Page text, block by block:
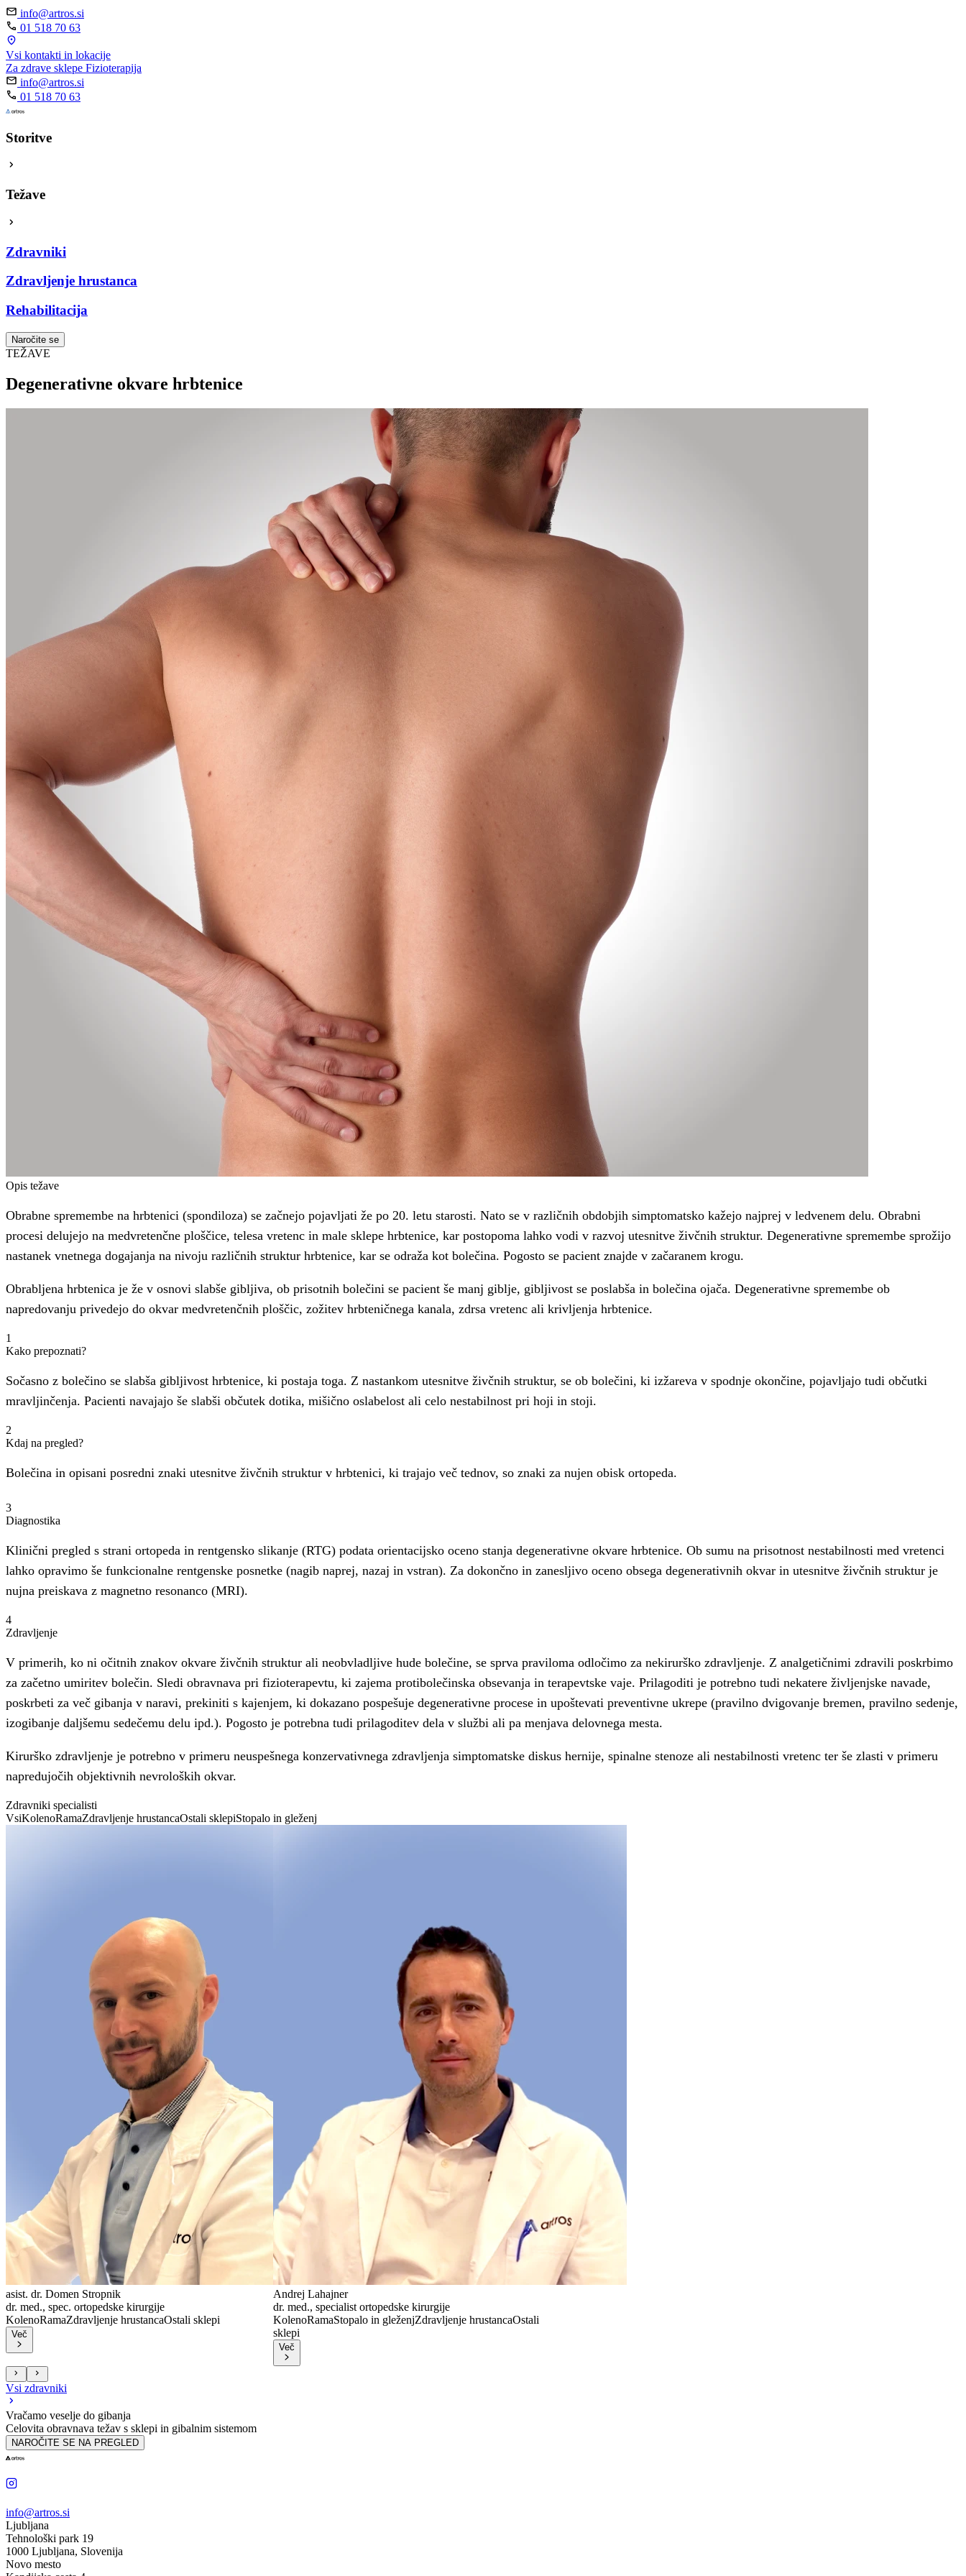
info@artros.si
01 518 70 63
Vsi kontakti in lokacije
Za zdrave sklepe Fizioterapija
info@artros.si
01 518 70 63
Storitve
Težave
Zdravniki
Zdravljenje hrustanca
Rehabilitacija
Naročite se
TEŽAVE
Degenerativne okvare hrbtenice
Opis težave
Obrabne spremembe na hrbtenici (spondiloza) se začnejo pojavljati že po 20. letu starosti. Nato se v različnih obdobjih simptomatsko kažejo najprej v ledvenem delu. Obrabni
procesi delujejo na medvretenčne ploščice, telesa vretenc in male sklepe hrbtenice, kar postopoma lahko vodi v razvoj utesnitve živčnih struktur. Degenerativne spremembe sprožijo
nastanek vnetnega dogajanja na nivoju različnih struktur hrbtenice, kar se odraža kot bolečina. Pogosto se pacient znajde v začaranem krogu.
Obrabljena hrbtenica je že v osnovi slabše gibljiva, ob prisotnih bolečini se pacient še manj giblje, gibljivost se poslabša in bolečina ojača. Degenerativne spremembe ob
napredovanju privedejo do okvar medvretenčnih ploščic, zožitev hrbteničnega kanala, zdrsa vretenc ali krivljenja hrbtenice.
1
Kako prepoznati?
Sočasno z bolečino se slabša gibljivost hrbtenice, ki postaja toga. Z nastankom utesnitve živčnih struktur, se ob bolečini, ki izžareva v spodnje okončine, pojavljajo tudi občutki
mravljinčenja. Pacienti navajajo še slabši občutek dotika, mišično oslabelost ali celo nestabilnost pri hoji in stoji.
2
Kdaj na pregled?
Bolečina in opisani posredni znaki utesnitve živčnih struktur v hrbtenici, ki trajajo več tednov, so znaki za nujen obisk ortopeda.
3
Diagnostika
Klinični pregled s strani ortopeda in rentgensko slikanje (RTG) podata orientacijsko oceno stanja degenerativne okvare hrbtenice. Ob sumu na prisotnost nestabilnosti med vretenci
lahko opravimo še funkcionalne rentgenske posnetke (nagib naprej, nazaj in vstran). Za dokončno in zanesljivo oceno obsega degenerativnih okvar in utesnitve živčnih struktur je
nujna preiskava z magnetno resonanco (MRI).
4
Zdravljenje
V primerih, ko ni očitnih znakov okvare živčnih struktur ali neobvladljive hude bolečine, se sprva praviloma odločimo za nekirurško zdravljenje. Z analgetičnimi zdravili poskrbimo
za začetno umiritev bolečin. Sledi obravnava pri fizioterapevtu, ki zajema protibolečinska obsevanja in terapevtske vaje. Prilagoditi je potrebno tudi nekatere življenjske navade,
poskrbeti za več gibanja v naravi, prekiniti s kajenjem, ki dokazano pospešuje degenerativne procese in upoštevati preventivne ukrepe (pravilno dvigovanje bremen, pravilno sedenje,
izogibanje daljšemu sedečemu delu ipd.). Pogosto je potrebna tudi prilagoditev dela v službi ali pa menjava delovnega mesta.
Kirurško zdravljenje je potrebno v primeru neuspešnega konzervativnega zdravljenja simptomatske diskus hernije, spinalne stenoze ali nestabilnosti vretenc ter še zlasti v primeru
napredujočih objektivnih nevroloških okvar.
Zdravniki specialisti
VsiKolenoRamaZdravljenje hrustancaOstali sklepiStopalo in gleženj
asist. dr. Domen Stropnik
dr. med., spec. ortopedske kirurgije
KolenoRamaZdravljenje hrustancaOstali sklepi
Več
Andrej Lahajner
dr. med., specialist ortopedske kirurgije
KolenoRamaStopalo in gleženjZdravljenje hrustancaOstali
sklepi
Več
Vsi zdravniki
Vračamo veselje do gibanja
Celovita obravnava težav s sklepi in gibalnim sistemom
NAROČITE SE NA PREGLED
info@artros.si
Ljubljana
Tehnološki park 19
1000 Ljubljana, Slovenija
Novo mesto